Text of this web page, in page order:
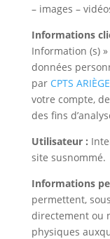
– images –
Informations
Information (s)
données
par CPTS
votre compte,
des fins
Utilisateur :
site susnommé.
Informations
permettent,
directement ou
physiques